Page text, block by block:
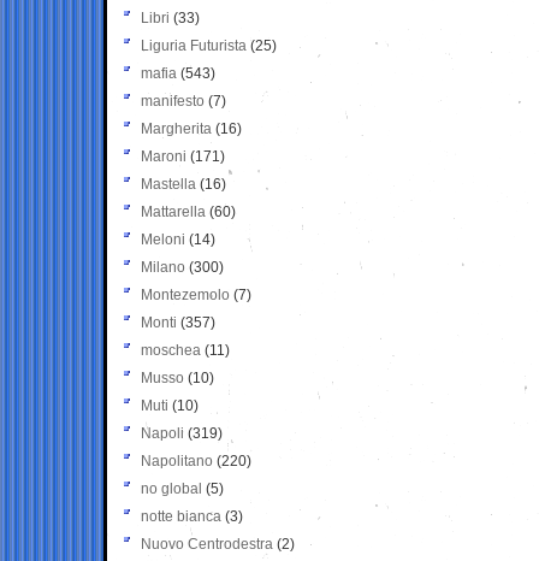
Libri (33)
Liguria Futurista (25)
mafia (543)
manifesto (7)
Margherita (16)
Maroni (171)
Mastella (16)
Mattarella (60)
Meloni (14)
Milano (300)
Montezemolo (7)
Monti (357)
moschea (11)
Musso (10)
Muti (10)
Napoli (319)
Napolitano (220)
no global (5)
notte bianca (3)
Nuovo Centrodestra (2)